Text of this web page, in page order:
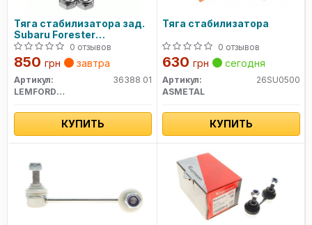
Тяга стабилизатора зад.
Subaru Forester
01-/Impreza 00-/Legasy
2,0 03-
0 отзывов
850 грн завтра
Артикул:
36388 01
LEMFORDER
КУПИТЬ
Тяга стабилизатора
0 отзывов
630 грн сегодня
Артикул:
26SU0500
ASMETAL
КУПИТЬ